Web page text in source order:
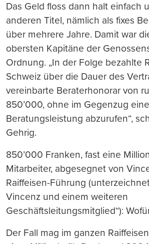
Das Geld floss dann halt einfach
anderen Titel, nämlich als fixes
über mehrere Jahre. Damit war
obersten Kapitäne der
Ordnung. „In der Folge bezahlte
Schweiz über die Dauer des
vereinbarte Beraterhonorar von
850’000, ohne im Gegenzug eine
Beratungsleistung abzurufen“,
Gehrig.
850’000 Franken, fast eine
Mitarbeiter, abgesegnet von
Raiffeisen-Führung
Vincenz und einem weiteren
Geschäftsleitungsmitglied“):
Der Fall mag im ganzen